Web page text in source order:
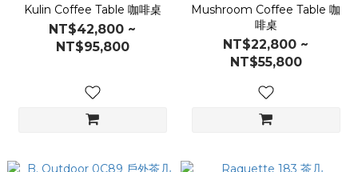
Kulin Coffee Table 咖啡桌
NT$42,800 ~
NT$95,800
Mushroom Coffee Table 咖
啡桌
NT$22,800 ~
NT$55,800